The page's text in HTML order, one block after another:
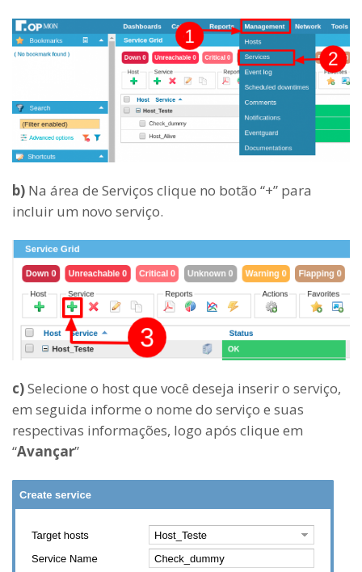
b) Na área de Serviços clique no botão “+” para
incluir um novo serviço.
c)Selecione o host que você deseja inserir o serviço,
em seguida informe o nome do serviço e suas
respectivas informações, logo após clique em
“Avançar”